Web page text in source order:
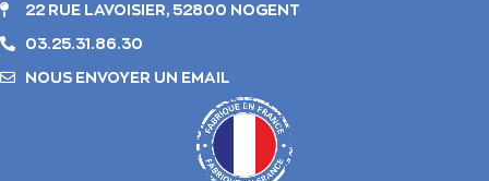
22 RUE LAVOISIER, 52800 NOGENT
03.25.31.86.30
NOUS ENVOYER UN EMAIL